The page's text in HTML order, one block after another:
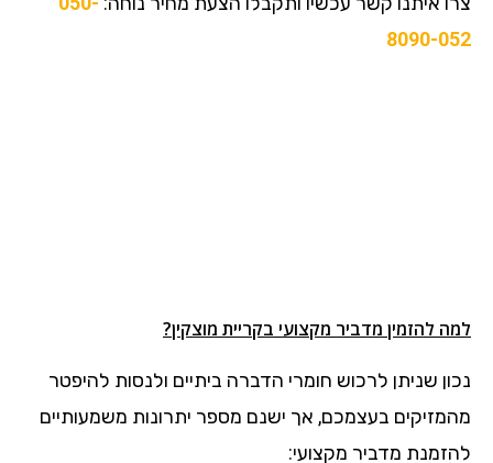
8090-052
למה להזמין מדביר מקצועי בקריית מוצקין?
נכון שניתן לרכוש חומרי הדברה ביתיים ולנסות להיפטר
מהמזיקים בעצמכם, אך ישנם מספר יתרונות משמעותיים
להזמנת מדביר מקצועי: